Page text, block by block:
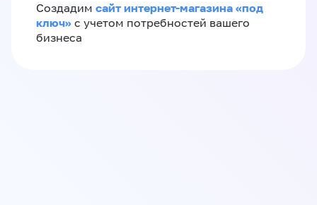
Создадим сайт интернет-магазина «под
ключ» с учетом потребностей вашего
бизнеса